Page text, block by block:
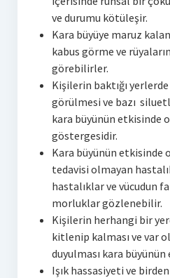
ve durumu kötüleşir.
Kara büyüye maruz
kabus görme ve
görebilirler.
Kişilerin baktığı
görülmesi ve bazı
kara büyünün etkisinde
göstergesidir.
Kara büyünün etkisinde
tedavisi olmayan
hastalıklar ve vücudun
morluklar gözlenebilir.
Kişilerin herhangi bir
kitlenip kalması ve var
duyulması kara
Işık hassasiyeti ve